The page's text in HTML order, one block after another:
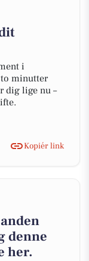
i
to minutter
dig lige nu –
Kopiér link
denne
her.